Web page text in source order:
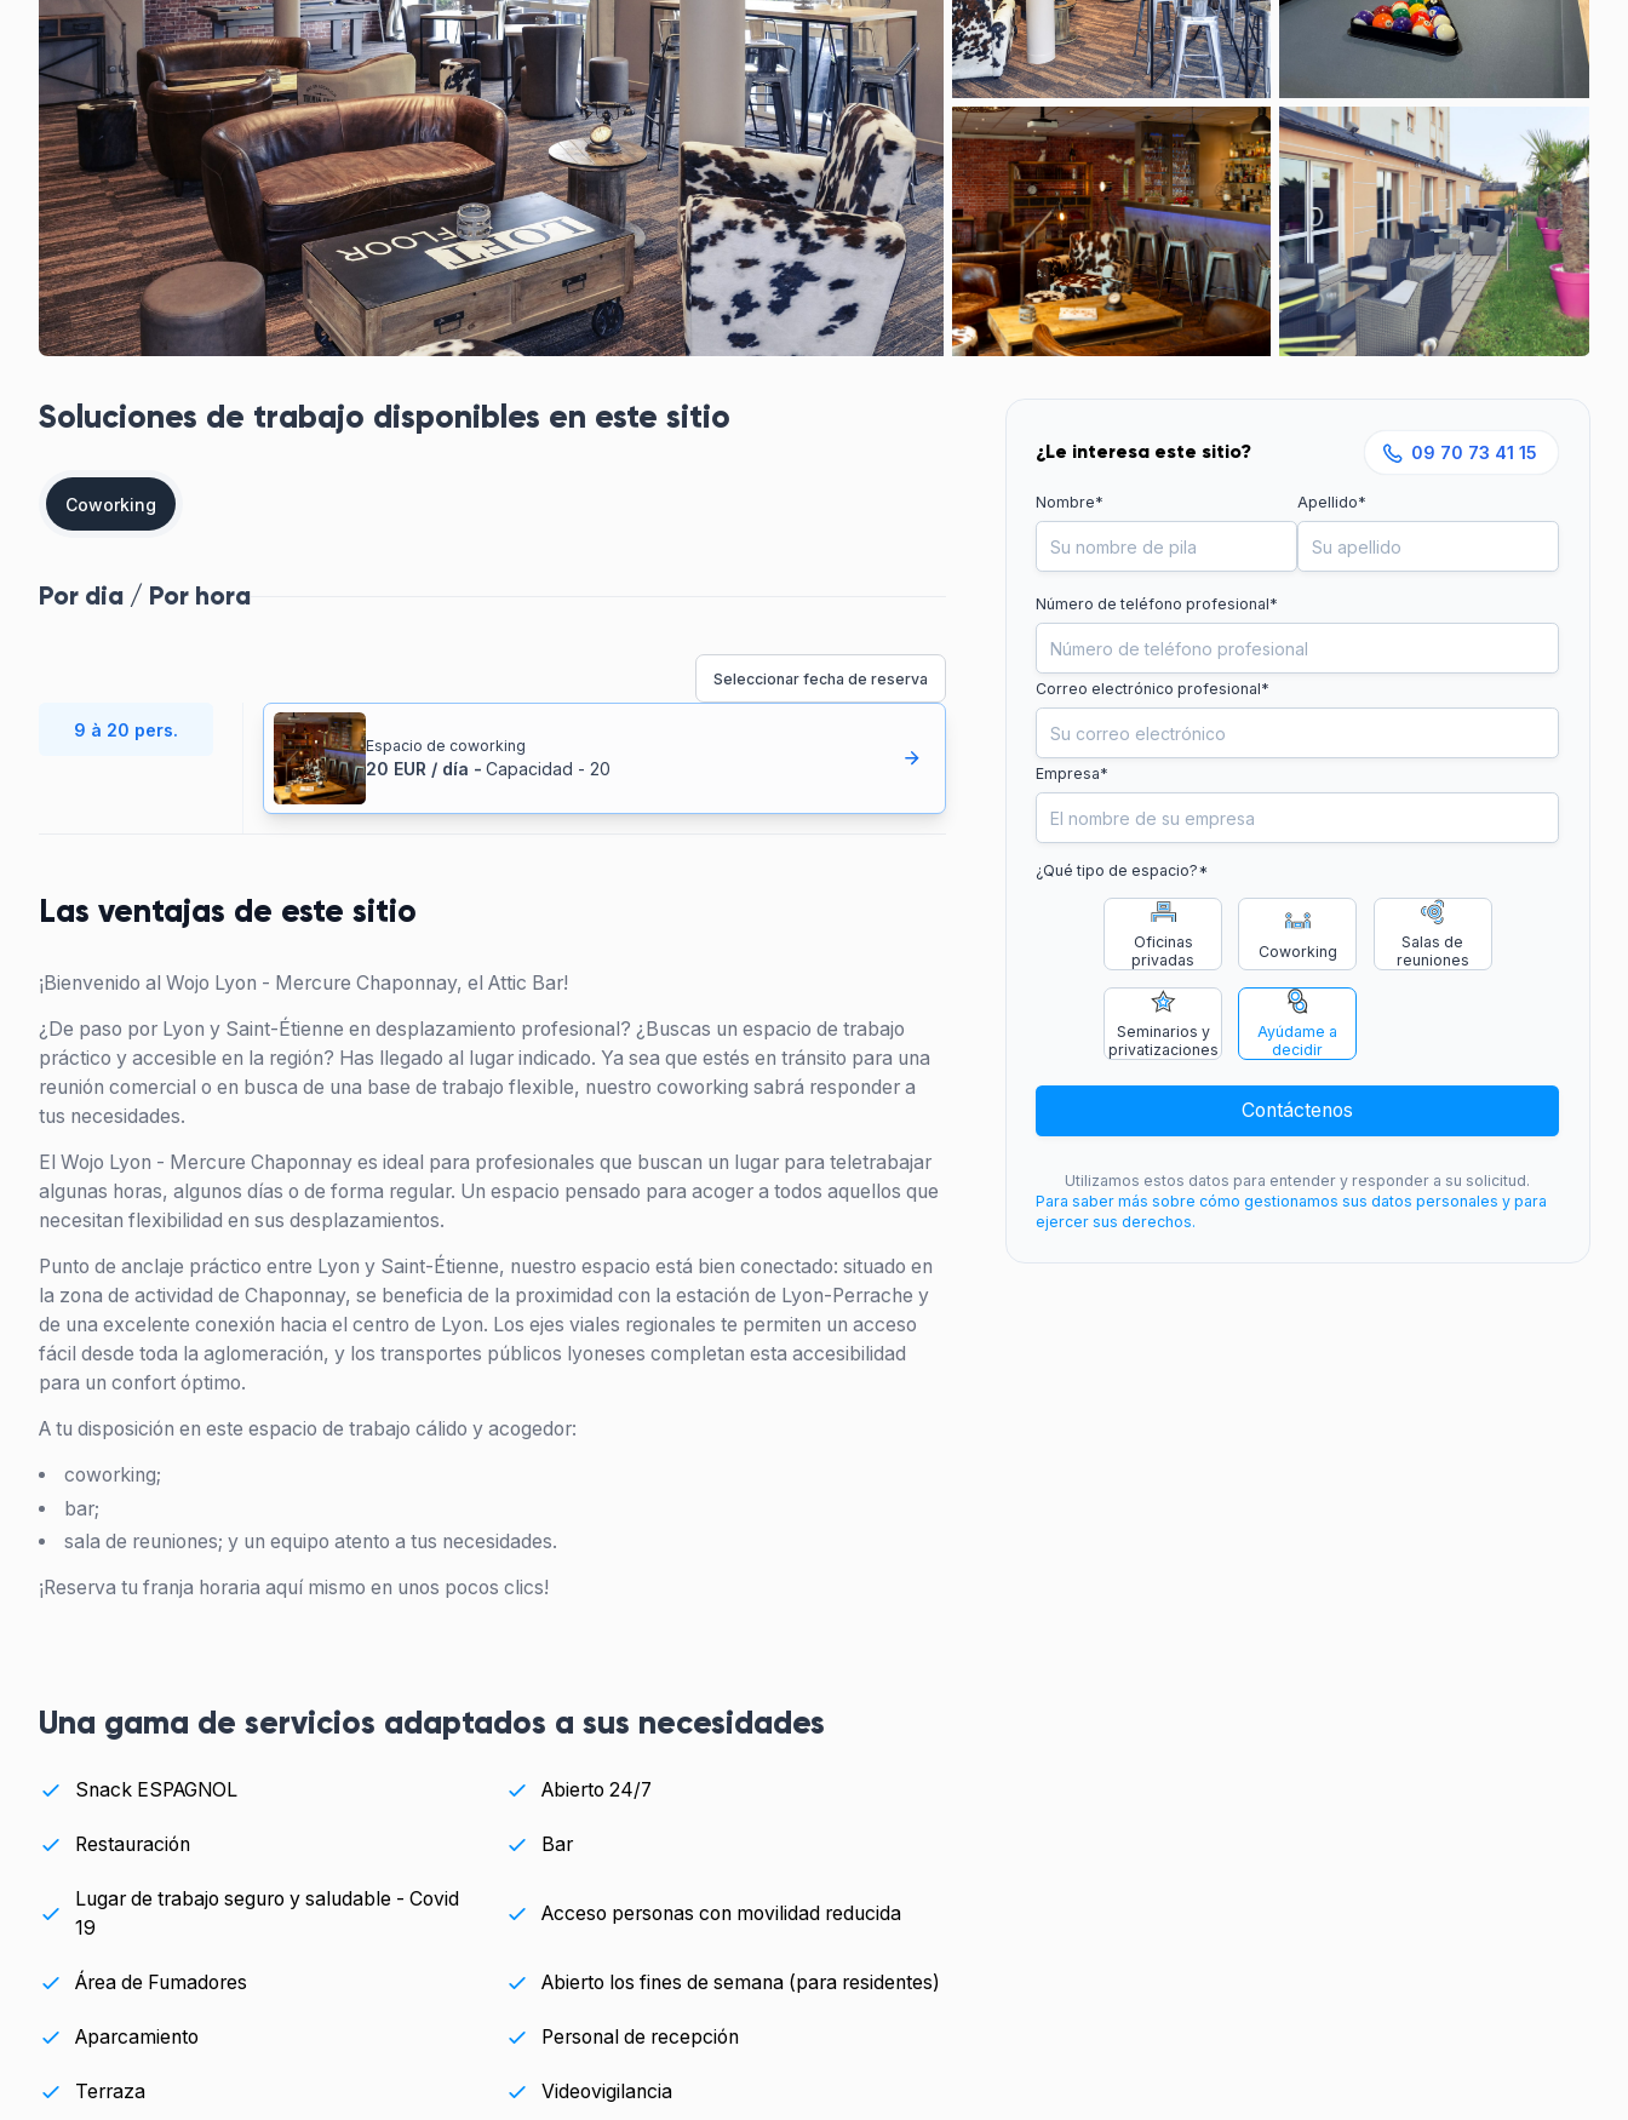
Soluciones de trabajo disponibles en este sitio
Coworking
Por dia / Por hora
Seleccionar fecha de reserva
9 à 20 pers.
Espacio de coworking
20 EUR / día - Capacidad - 20
Las ventajas de este sitio
¡Bienvenido al Wojo Lyon - Mercure Chaponnay, el Attic Bar!
¿De paso por Lyon y Saint-Étienne en desplazamiento profesional? ¿Buscas un espacio de trabajo
práctico y accesible en la región? Has llegado al lugar indicado. Ya sea que estés en tránsito para una
reunión comercial o en busca de una base de trabajo flexible, nuestro coworking sabrá responder a
tus necesidades.
El Wojo Lyon - Mercure Chaponnay es ideal para profesionales que buscan un lugar para teletrabajar
algunas horas, algunos días o de forma regular. Un espacio pensado para acoger a todos aquellos que
necesitan flexibilidad en sus desplazamientos.
Punto de anclaje práctico entre Lyon y Saint-Étienne, nuestro espacio está bien conectado: situado en
la zona de actividad de Chaponnay, se beneficia de la proximidad con la estación de Lyon-Perrache y
de una excelente conexión hacia el centro de Lyon. Los ejes viales regionales te permiten un acceso
fácil desde toda la aglomeración, y los transportes públicos lyoneses completan esta accesibilidad
para un confort óptimo.
A tu disposición en este espacio de trabajo cálido y acogedor:
coworking;
bar;
sala de reuniones; y un equipo atento a tus necesidades.
¡Reserva tu franja horaria aquí mismo en unos pocos clics!
Una gama de servicios adaptados a sus necesidades
Snack ESPAGNOL Abierto 24/7
Restauración Bar
Lugar de trabajo seguro y saludable - Covid
19
Acceso personas con movilidad reducida
Área de Fumadores Abierto los fines de semana (para residentes)
Aparcamiento Personal de recepción
Terraza Videovigilancia
¿Le interesa este sitio? 09 70 73 41 15
Nombre* Apellido*
Número de teléfono profesional*
Correo electrónico profesional*
Empresa*
¿Qué tipo de espacio?*
Oficinas
privadas
Coworking
Salas de
reuniones
Seminarios y
privatizaciones
Ayúdame a
decidir
Contáctenos
Utilizamos estos datos para entender y responder a su solicitud.
Para saber más sobre cómo gestionamos sus datos personales y para
ejercer sus derechos.